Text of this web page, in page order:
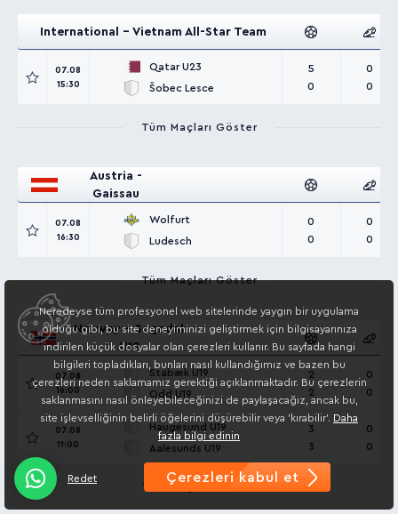
International - Vietnam All-Star Team
07.08
15:30
Qatar U23
Šobec Lesce
5
0
0
0
Tüm Maçları Göster
Austria -
Gaissau
07.08
16:30
Wolfurt
Ludesch
0
0
0
0
Tüm Maçları Göster
Norway - Sogndal
U19
07.08
16:00
Stabæk U19
Odd U19
2
2
0
0
07.08
11:00
Haugesund U19
Aalesunds U19
3
3
0
0
Tüm Maçları Göster
Neredeyse tüm profesyonel web sitelerinde yaygın bir uygulama
olduğu gibi, bu site deneyiminizi geliştirmek için bilgisayarınıza
indirilen küçük dosyalar olan çerezleri kullanır. Bu sayfada hangi
bilgileri topladıkları, bunları nasıl kullandığımız ve bazen bu
çerezleri neden saklamamız gerektiği açıklanmaktadır. Bu çerezlerin
saklanmasını nasıl önleyebileceğinizi de paylaşacağız, ancak bu,
site işlevselliğinin belirli öğelerini düşürebilir veya 'kırabilir'. Daha
fazla bilgi edinin
Redet Çerezleri kabul et